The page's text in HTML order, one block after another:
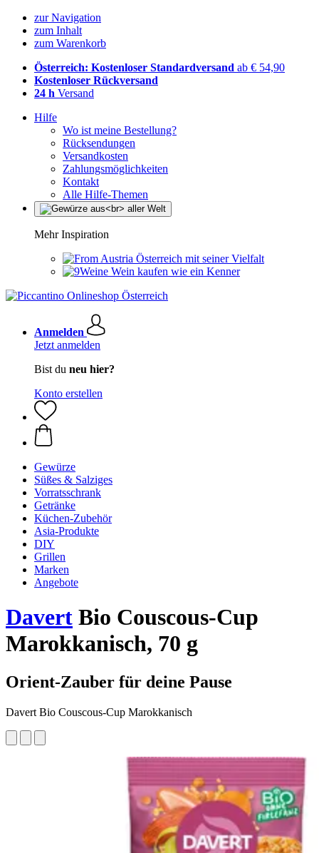
zur Navigation
zum Inhalt
zum Warenkorb
Österreich: Kostenloser Standardversand ab € 54,90
Kostenloser Rückversand
24 h Versand
Hilfe
Wo ist meine Bestellung?
Rücksendungen
Versandkosten
Zahlungsmöglichkeiten
Kontakt
Alle Hilfe-Themen
Mehr Inspiration
Österreich mit seiner Vielfalt
Wein kaufen wie ein Kenner
Anmelden
Jetzt anmelden
Bist du neu hier?
Konto erstellen
Gewürze
Süßes & Salziges
Vorratsschrank
Getränke
Küchen-Zubehör
Asia-Produkte
DIY
Grillen
Marken
Angebote
Davert Bio Couscous-Cup
Marokkanisch, 70 g
Orient-Zauber für deine Pause
Davert Bio Couscous-Cup Marokkanisch